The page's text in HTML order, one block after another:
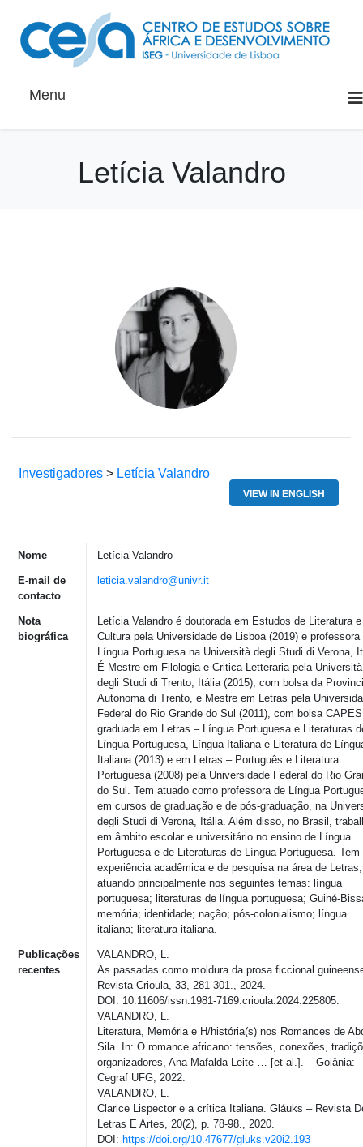
Menu
Letícia Valandro
Investigadores > Letícia Valandro
VIEW IN ENGLISH
Nome Letícia Valandro
E-mail de
contacto
leticia.valandro@univr.it
Nota
biográfica
Letícia Valandro é doutorada em Estudos de Literatura
Cultura pela Universidade de Lisboa (2019) e professora
Língua Portuguesa na Università degli Studi di Verona,
É Mestre em Filologia e Critica Letteraria pela Università
degli Studi di Trento, Itália (2015), com bolsa da
Autonoma di Trento, e Mestre em Letras pela
Federal do Rio Grande do Sul (2011), com bolsa
graduada em Letras – Língua Portuguesa e Literaturas
Língua Portuguesa, Língua Italiana e Literatura de
Italiana (2013) e em Letras – Português e Literatura
Portuguesa (2008) pela Universidade Federal do Rio
do Sul. Tem atuado como professora de Língua
em cursos de graduação e de pós-graduação, na
degli Studi di Verona, Itália. Além disso, no Brasil,
em âmbito escolar e universitário no ensino de Língua
Portuguesa e de Literaturas de Língua Portuguesa. Tem
experiência acadêmica e de pesquisa na área de Letras,
atuando principalmente nos seguintes temas: língua
portuguesa; literaturas de língua portuguesa; Guiné-
memória; identidade; nação; pós-colonialismo; língua
italiana; literatura italiana.
Publicações
recentes
VALANDRO, L.
As passadas como moldura da prosa ficcional
Revista Crioula, 33, 281-301., 2024.
DOI: 10.11606/issn.1981-7169.crioula.2024.225805.
VALANDRO, L.
Literatura, Memória e H/história(s) nos Romances de
Sila. In: O romance africano: tensões, conexões,
organizadores, Ana Mafalda Leite … [et al.]. – Goiânia:
Cegraf UFG, 2022.
VALANDRO, L.
Clarice Lispector e a crítica Italiana. Gláuks – Revista
Letras E Artes, 20(2), p. 78-98., 2020.
DOI: https://doi.org/10.47677/gluks.v20i2.193